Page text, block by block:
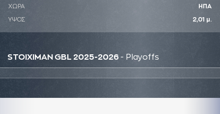
ΧΩΡΑ ΗΠΑ
ΥΨΟΣ 2,01 μ.
STOIXIMAN GBL 2025-2026 - Playoffs